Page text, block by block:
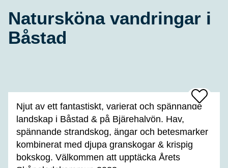
Natursköna vandringar i
Båstad
Add
To
Favrites
Njut av ett fantastiskt, varierat och spännande
landskap i Båstad & på Bjärehalvön. Hav,
spännande strandskog, ängar och betesmarker
kombinerat med djupa granskogar & krispig
bokskog. Välkommen att upptäcka Årets